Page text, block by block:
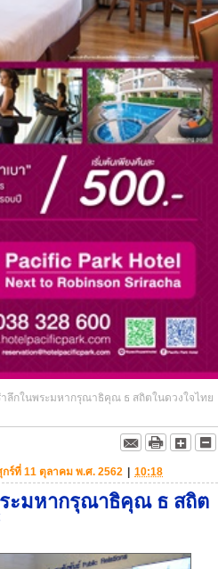
ำลึกในพระมหากรุณาธิคุณ ธ สถิตในดวงใจไทย
ร์ที่ 11 ตุลาคม พ.ศ. 2562 | 10:18
ะมหากรุณาธิคุณ ธ สถิต